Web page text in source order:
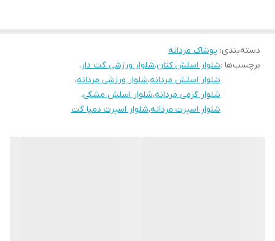
دسته‌بندی: پوشاک مردانه
برچسب‌ها :شلوار اسلش کتان،شلوار ورزشی گت دار،
شلوار اسلش مردانه،شلوار ورزشی مردانه،
شلوار گرمی مردانه،شلوار اسلش مشکی،
شلوار اسپرت مردانه،شلوار اسپرت دمپا گت